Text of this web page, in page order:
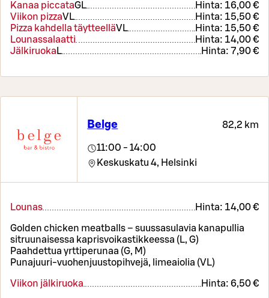
Kanaa piccataGL Hinta: 16,00 €
Viikon pizzaVL Hinta: 15,50 €
Pizza kahdella täytteelläVL Hinta: 15,50 €
Lounassalaatti
Hinta: 14,00 €
Jälkiruoka L Hinta: 7,90 €
Belge 82,2 km
11:00 - 14:00
Keskuskatu 4, Helsinki
Lounas Hinta: 14,00 €
Golden chicken meatballs – suussasulavia kanapullia
sitruunaisessa kaprisvoikastikkeessa (L, G)
Paahdettua yrttiperunaa (G, M)
Punajuuri-vuohenjuustopihvejä, limeaiolia (VL)
Viikon jälkiruoka Hinta: 6,50 €